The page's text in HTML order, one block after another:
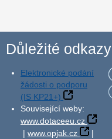
Důležité odkazy
Elektronické podání
žádosti o podporu
(IS KP21+)
Související weby:
www.dotaceeu.cz
| www.opjak.cz
|